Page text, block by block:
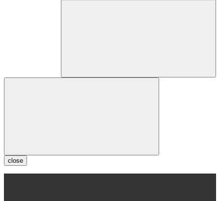
close